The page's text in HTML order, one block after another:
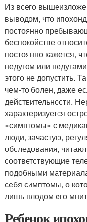
Из всего
выводом, что
постоянно
беспокойстве
постоянно кажется,
недугом или
этого не допустить.
чем-то болен, даже
действительности.
характеризуется
«симптомы» с
люди, зачастую,
обследования,
соответствующие
подобными
себя симптомы, о
лишь плодом его
Ребенок